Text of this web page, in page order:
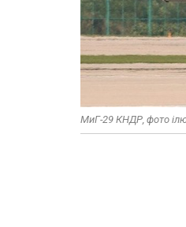
МиГ-29 КНДР, фото